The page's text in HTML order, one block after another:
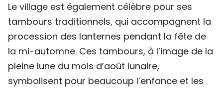
Le village est également célèbre pour ses
tambours traditionnels, qui accompagnent la
procession des lanternes pendant la fête de
la mi-automne. Ces tambours, à l’image de la
pleine lune du mois d’août lunaire,
symbolisent pour beaucoup l’enfance et les